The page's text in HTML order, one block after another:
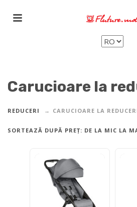
Carucioare la
REDUCERI CARUCIOARE LA
SORTEAZĂ DUPĂ PREȚ: DE LA MIC LA